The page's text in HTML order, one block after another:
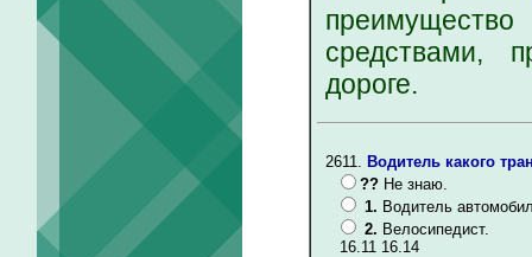
средствами,
дороге.
2611.
Водитель какого
?? Не знаю.
1. Водитель
2. Велосипедист.
16.11 16.14